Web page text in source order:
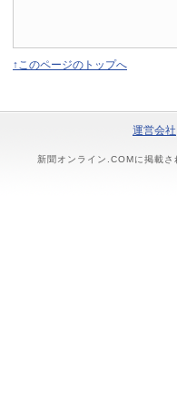
↑このページのトップへ
運営会社
新聞オンライン.COMに掲載